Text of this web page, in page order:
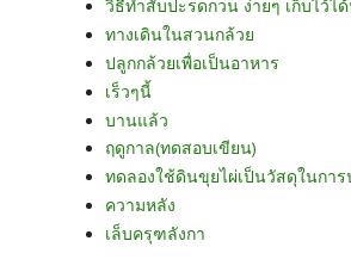
วิธีทำสับปะรดกวน ง่ายๆ เก็บไว้ไ
ทางเดินในสวนกล้วย
ปลูกกล้วยเพื่อเป็นอาหาร
เร็วๆนี้
บานแล้ว
ฤดูกาล(ทดสอบเขียน)
ทดลองใช้ดินขุยไผ่เป็นวัสดุในกา
ความหลัง
เล็บครุฑลังกา